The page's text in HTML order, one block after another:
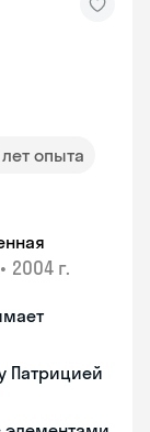
лет опыта
• 2004 г.
Патрицией